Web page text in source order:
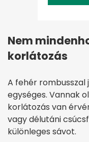
Nem
korlátozás
A fehér rombusszal
egységes. Vannak
korlátozás van
vagy délutáni
különleges sávot.